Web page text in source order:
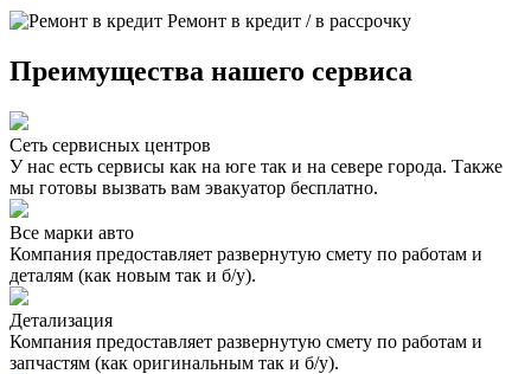
Ремонт в кредит / в рассрочку
Преимущества нашего сервиса
Сеть сервисных центров
У нас есть сервисы как на юге так и на севере города. Также
мы готовы вызвать вам эвакуатор бесплатно.
Все марки авто
Компания предоставляет развернутую смету по работам и
деталям (как новым так и б/у).
Детализация
Компания предоставляет развернутую смету по работам и
запчастям (как оригинальным так и б/у).